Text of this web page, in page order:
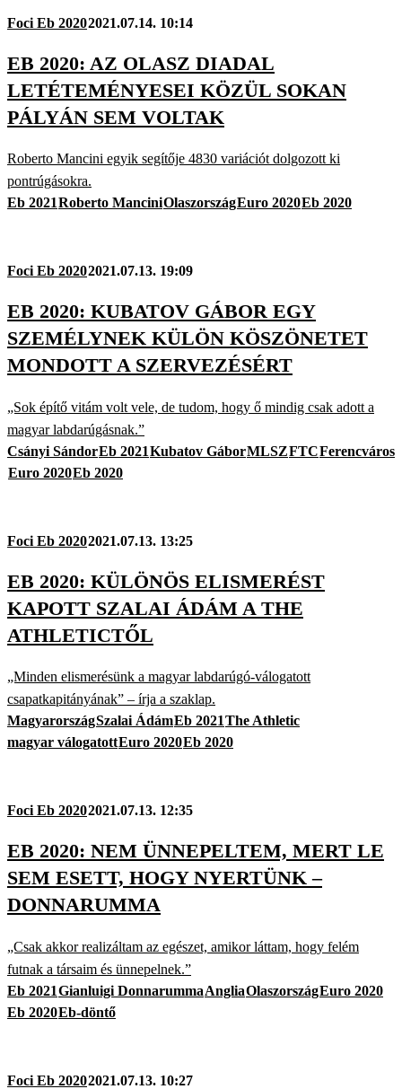
Foci Eb 20202021.07.14. 10:14
EB 2020: AZ OLASZ DIADAL
LETÉTEMÉNYESEI KÖZÜL SOKAN
PÁLYÁN SEM VOLTAK
Roberto Mancini egyik segítője 4830 variációt dolgozott ki
pontrúgásokra.
Eb 2021Roberto ManciniOlaszországEuro 2020Eb 2020
Foci Eb 20202021.07.13. 19:09
EB 2020: KUBATOV GÁBOR EGY
SZEMÉLYNEK KÜLÖN KÖSZÖNETET
MONDOTT A SZERVEZÉSÉRT
„Sok építő vitám volt vele, de tudom, hogy ő mindig csak adott a
magyar labdarúgásnak.”
Csányi SándorEb 2021Kubatov GáborMLSZFTCFerencváros
Euro 2020Eb 2020
Foci Eb 20202021.07.13. 13:25
EB 2020: KÜLÖNÖS ELISMERÉST
KAPOTT SZALAI ÁDÁM A THE
ATHLETICTŐL
„Minden elismerésünk a magyar labdarúgó-válogatott
csapatkapitányának” – írja a szaklap.
MagyarországSzalai ÁdámEb 2021The Athletic
magyar válogatottEuro 2020Eb 2020
Foci Eb 20202021.07.13. 12:35
EB 2020: NEM ÜNNEPELTEM, MERT LE
SEM ESETT, HOGY NYERTÜNK –
DONNARUMMA
„Csak akkor realizáltam az egészet, amikor láttam, hogy felém
futnak a társaim és ünnepelnek.”
Eb 2021Gianluigi DonnarummaAngliaOlaszországEuro 2020
Eb 2020Eb-döntő
Foci Eb 20202021.07.13. 10:27